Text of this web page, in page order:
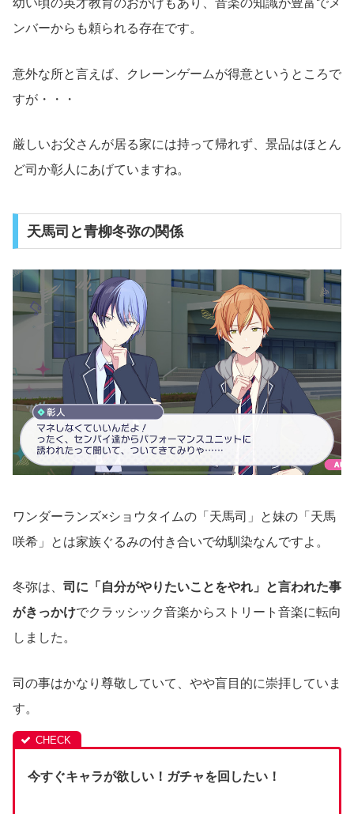
幼い頃の英才教育のおかげもあり、音楽の知識が豊富でメ
ンバーからも頼られる存在です。
意外な所と言えば、クレーンゲームが得意というところで
すが・・・
厳しいお父さんが居る家には持って帰れず、景品はほとん
ど司か彰人にあげていますね。
天馬司と青柳冬弥の関係
ワンダーランズ×ショウタイムの「天馬司」と妹の「天馬
咲希」とは家族ぐるみの付き合いで幼馴染なんですよ。
冬弥は、 司に「自分がやりたいことをやれ」と言われた事
がきっかけでクラッシック音楽からストリート音楽に転向
しました。
司の事はかなり尊敬していて、やや盲目的に崇拝していま
す。
今すぐキャラが欲しい！ガチャを回したい！